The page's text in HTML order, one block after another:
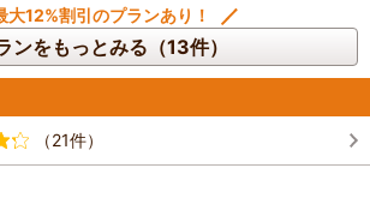
大12%割引のプランあり！
ンをもっとみる（13件）
（21件）